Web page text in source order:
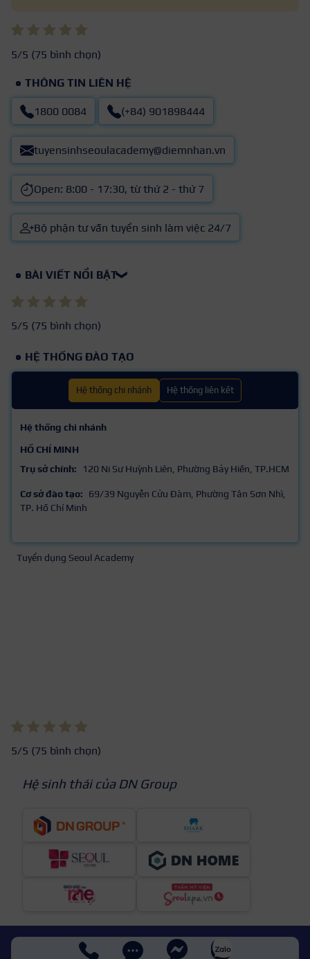
5/5 (75 bình chọn)
THÔNG TIN LIÊN HỆ
1800 0084 (+84) 901898444
tuyensinhseoulacademy@diemnhan.vn
Open: 8:00 - 17:30, từ thứ 2 - thứ 7
Bộ phận tư vấn tuyển sinh làm việc 24/7
BÀI VIẾT NỔI BẬT❯
5/5 (75 bình chọn)
HỆ THỐNG ĐÀO TẠO
Hệ thống chi nhánh Hệ thống liên kết
Hệ thống chi nhánh
HỒ CHÍ MINH
Trụ sở chính:
120 Ni Sư Huỳnh Liên, Phường Bảy Hiền, TP.HCM
Cơ sở đào tạo:
69/39 Nguyễn Cửu Đàm, Phường Tân Sơn Nhì,
TP. Hồ Chí Minh
Tuyển dụng Seoul Academy
5/5 (75 bình chọn)
Hệ sinh thái của DN Group